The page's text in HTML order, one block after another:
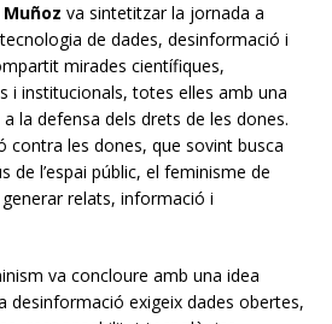
va sintetitzar la jornada a
de dades, desinformació i
mirades científiques,
i institucionals, totes elles amb una
la defensa dels drets de les dones.
contra les dones, que sovint busca
de l’espai públic, el feminisme de
relats, informació i
va concloure amb una idea
desinformació exigeix dades obertes,